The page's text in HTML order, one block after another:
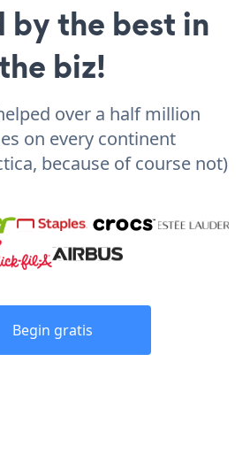
by the best in
biz!
over a half million
on every continent
because of course not)
Begin gratis